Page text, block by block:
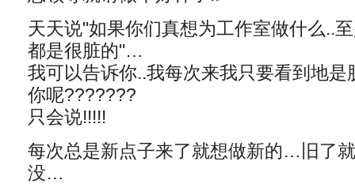
天天说"如果你们真想为工作室做什么..
都是很脏的"…
我可以告诉你..我每次来我只要看到地是
你呢???????
只会说!!!!!
每次总是新点子来了就想做新的…旧了
没…